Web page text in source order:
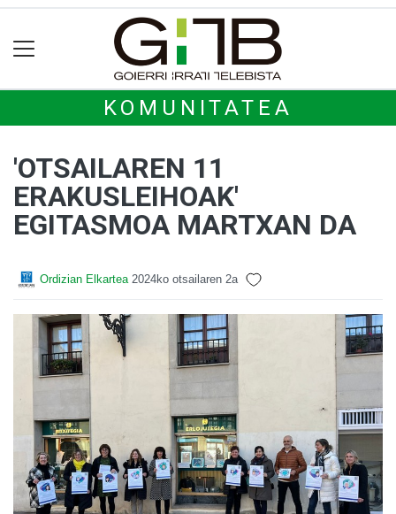
KOMUNITATEA
'OTSAILAREN 11
ERAKUSLEIHOAK'
EGITASMOA MARTXAN DA
Ordizian Elkartea 2024ko otsailaren 2a